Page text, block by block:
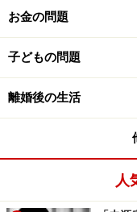
お金の問題
子どもの問題
離婚後の生活
人